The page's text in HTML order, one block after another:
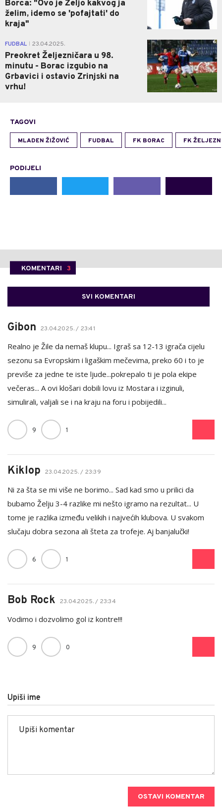
Borca: "Ovo je Željo kakvog ja
želim, idemo se 'pofajtati' do
kraja"
FUDBAL 23.04.2025.
Preokret Željezničara u 98.
minutu - Borac izgubio na
Grbavici i ostavio Zrinjski na
vrhu!
6
TAGOVI
MLADEN ŽIŽOVIĆ FUDBAL FK BORAC FK
PODIJELI
KOMENTARI 3
SVI KOMENTARI
Gibon 23.04.2025. / 23:41
Realno je Žile da nemaš klupu... Igraš sa 12-13 igrača cijelu
sezonu sa Evropskim i ligaškim mečevima, preko 60 i to je
previše za jedne te iste ljude...pokrepalo ti je pola ekipe
večeras... A ovi klošari dobili lovu iz Mostara i izginuli,
simulirali, valjali se i na kraju na foru i pobijedili...
9 1
Kiklop 23.04.2025. / 23:39
Ni za šta se mi više ne borimo... Sad kad smo u prilici da
bubamo Želju 3-4 razlike mi nešto igramo na rezultat... U
tome je razlika između velikih i najvećih klubova. U svakom
slučaju dobra sezona ali šteta za trofeje. Aj banjalučki!
6 1
Bob Rock 23.04.2025. / 23:34
Vodimo i dozvolimo gol iz kontre!!!
9 0
Upiši ime
OSTAVI KOMENTAR